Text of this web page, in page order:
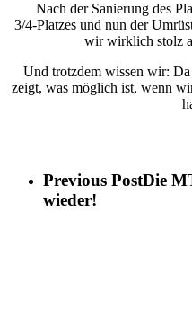
Nach der Sanierung des
3/4‑Platzes und nun der
wir wirklich stolz
Und trotzdem wissen wir:
zeigt, was möglich ist, wenn
Previous PostDie
wieder!